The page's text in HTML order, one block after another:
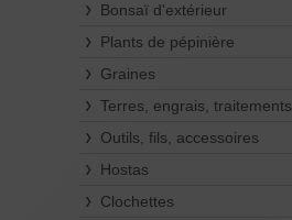
Bonsaï d'extérieur
Plants de pépinière
Graines
Terres, engrais, traitements
Outils, fils, accessoires
Hostas
Clochettes